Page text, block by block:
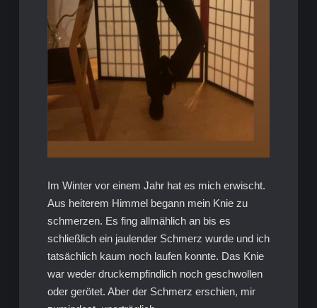
Im Winter vor einem Jahr hat es mich erwischt.
Aus heiterem Himmel begann mein Knie zu
schmerzen. Es fing allmählich an bis es
schließlich ein jaulender Schmerz wurde und ich
tatsächlich kaum noch laufen konnte. Das Knie
war weder druckempfindlich noch geschwollen
oder gerötet. Aber der Schmerz erschien, mir